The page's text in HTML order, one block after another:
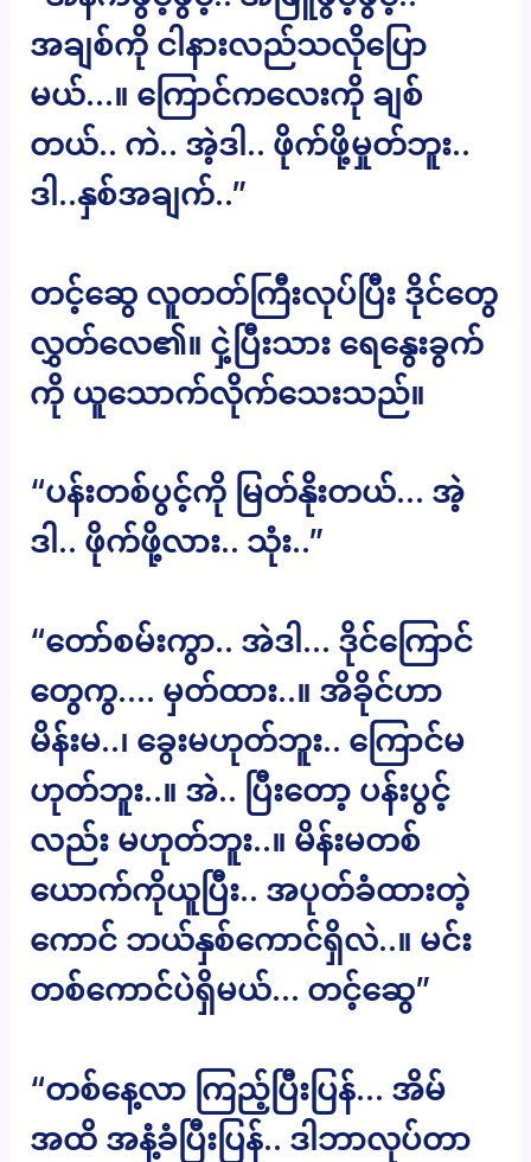
အချစ်ကို ငါနားလည်သလိုပြော
မယ်…။ ကြောင်ကလေးကို ချစ်
တယ်.. ကဲ.. အဲ့ဒါ.. ဖိုက်ဖို့မှုတ်ဘူး..
ဒါ..နှစ်အချက်..”
တင့်ဆွေ လူတတ်ကြီးလုပ်ပြီး ဒိုင်တွေ
လွှတ်လေ၏။ ငှဲ့ပြီးသား ရေနွေးခွက်
ကို ယူသောက်လိုက်သေးသည်။
“ပန်းတစ်ပွင့်ကို မြတ်နိုးတယ်… အဲ့
ဒါ.. ဖိုက်ဖို့လား.. သုံး..”
“တော်စမ်းကွာ.. အဲဒါ… ဒိုင်ကြောင်
တွေကွ…. မှတ်ထား..။ အိခိုင်ဟာ
မိန်းမ..၊ ခွေးမဟုတ်ဘူး.. ကြောင်မ
ဟုတ်ဘူး..။ အဲ.. ပြီးတော့ ပန်းပွင့်
လည်း မဟုတ်ဘူး..။ မိန်းမတစ်
ယောက်ကိုယူပြီး.. အပုတ်ခံထားတဲ့
ကောင် ဘယ်နှစ်ကောင်ရှိလဲ..။ မင်း
တစ်ကောင်ပဲရှိမယ်… တင့်ဆွေ”
“တစ်နေ့လာ ကြည့်ပြီးပြန်… အိမ်
အထိ အနံ့ခံပြီးပြန်.. ဒါဘာလုပ်တာ